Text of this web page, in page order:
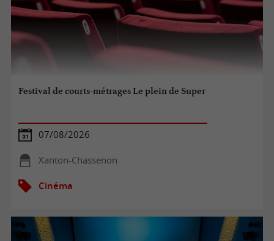
Festival de courts-métrages Le plein de Super
07/08/2026
Xanton-Chassenon
Cinéma